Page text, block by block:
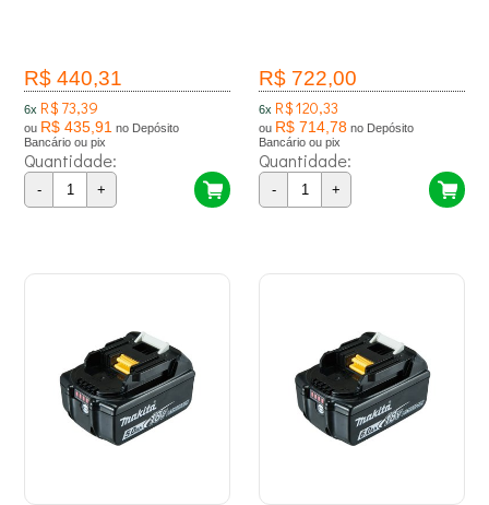
R$ 440,31
6x R$ 73,39
ou R$ 435,91 no Depósito
Bancário ou pix
Quantidade:
- +
R$ 722,00
6x R$ 120,33
ou R$ 714,78 no Depósito
Bancário ou pix
Quantidade:
- +